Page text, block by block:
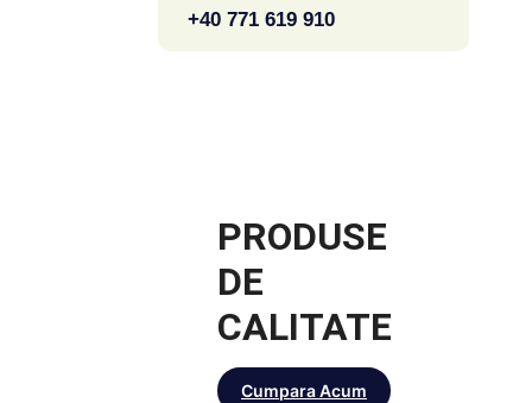
+40 771 619 910
PRODUSE
DE
CALITATE
Cumpara Acum